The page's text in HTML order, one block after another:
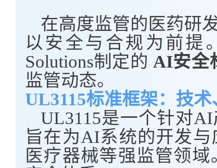
在高度监管的医药研
以安全与合规为前提
Solutions制定的 AI安全
监管动态。
UL3115标准框架：技
UL3115是一个针对
旨在为AI系统的开发
医疗器械等强监管领